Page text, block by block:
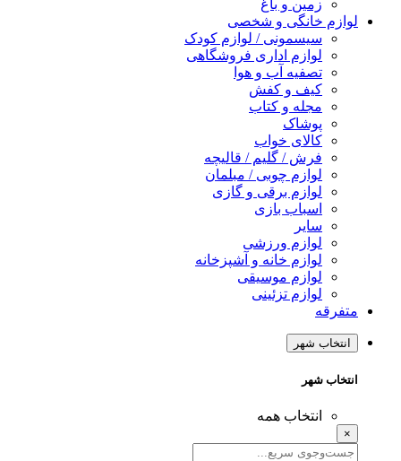
زمین و باغ
لوازم خانگی و شخصی
سیسمونی / لوازم کودک
لوازم اداری فروشگاهی
تصفیه آب و هوا
کیف و کفش
مجله و کتاب
پوشاک
کالای خواب
فرش / گلیم / قالیچه
لوازم چوبی / مبلمان
لوازم برقی و گازی
اسباب بازی
سایر
لوازم ورزشی
لوازم خانه و آشپزخانه
لوازم موسیقی
لوازم تزئینی
متفرقه
انتخاب شهر
انتخاب شهر
انتخاب همه
×